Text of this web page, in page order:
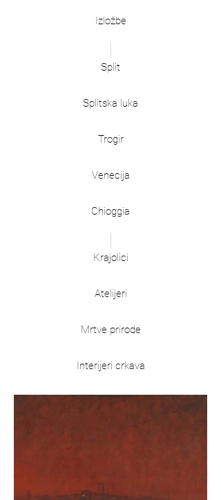
Izložbe
Split
Splitska luka
Trogir
Venecija
Chioggia
Krajolici
Atelijeri
Mrtve prirode
Interijeri crkava